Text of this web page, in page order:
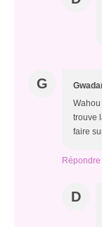
G
trouve
faire
Répondre
D